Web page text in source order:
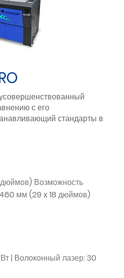
с его
стандарты в
Возможность
мм (29 x 18 дюймов)
| Волоконный лазер: 30